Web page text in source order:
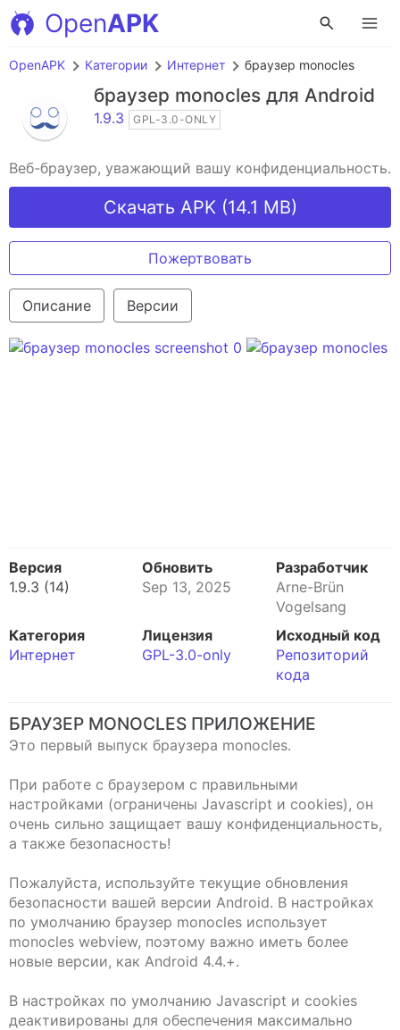
OpenAPK
OpenAPK Категории Интернет браузер monocles
браузер monocles для Android
1.9.3 GPL-3.0-ONLY
Веб-браузер, уважающий вашу конфиденциальность.
Скачать APK (14.1 MB)
Пожертвовать
Описание Версии
Версия
1.9.3 (14)
Обновить
Sep 13, 2025
Разработчик
Arne-Brün
Vogelsang
Категория
Интернет
Лицензия
GPL-3.0-only
Исходный код
Репозиторий
кода
БРАУЗЕР MONOCLES ПРИЛОЖЕНИЕ
Это первый выпуск браузера monocles.
При работе с браузером с правильными
настройками (ограничены Javascript и cookies), он
очень сильно защищает вашу конфиденциальность,
а также безопасность!
Пожалуйста, используйте текущие обновления
безопасности вашей версии Android. В настройках
по умолчанию браузер monocles использует
monocles webview, поэтому важно иметь более
новые версии, как Android 4.4.+.
В настройках по умолчанию Javascript и cookies
деактивированы для обеспечения максимально